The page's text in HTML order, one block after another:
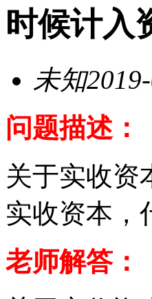
时候计入
未知
问题描述：
关于实收资
实收资本，
老师解答：